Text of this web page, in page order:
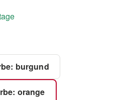
burgund
orange